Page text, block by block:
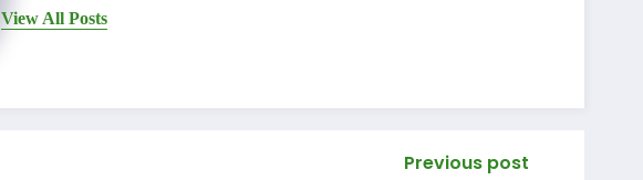
View All Posts
Previous post